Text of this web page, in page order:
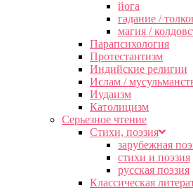
йога
гадание /
магия /
Парапсихология
Протестантизм
Индийские религии
Ислам /
Иудаизм
Католицизм
Серьезное чтение
Cтихи, поэзия
зарубежная
стихи и поэзия
русская поэзия
Классическая